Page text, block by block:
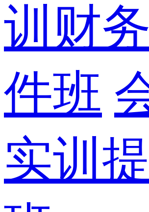
训财
件班
实训